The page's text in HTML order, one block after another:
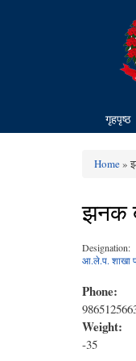
गृहपृष्ठ
Home»
झनक
Designation:
आ.ले.प. शाखा
Phone:
Weight:
-35